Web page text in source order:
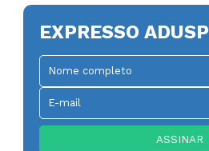
EXPRESSO ADUSP